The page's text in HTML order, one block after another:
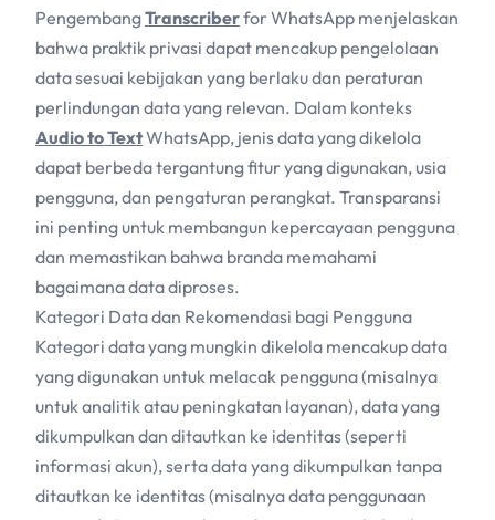
PengembangTranscriberfor WhatsApp menjelaskan
bahwa praktik privasi dapat mencakup pengelolaan
data sesuai kebijakan yang berlaku dan peraturan
perlindungan data yang relevan. Dalam konteks
Audio to TextWhatsApp, jenis data yang dikelola
dapat berbeda tergantung fitur yang digunakan, usia
pengguna, dan pengaturan perangkat. Transparansi
ini penting untuk membangun kepercayaan pengguna
dan memastikan bahwa branda memahami
bagaimana data diproses.
Kategori Data dan Rekomendasi bagi Pengguna
Kategori data yang mungkin dikelola mencakup data
yang digunakan untuk melacak pengguna (misalnya
untuk analitik atau peningkatan layanan), data yang
dikumpulkan dan ditautkan ke identitas (seperti
informasi akun), serta data yang dikumpulkan tanpa
ditautkan ke identitas (misalnya data penggunaan